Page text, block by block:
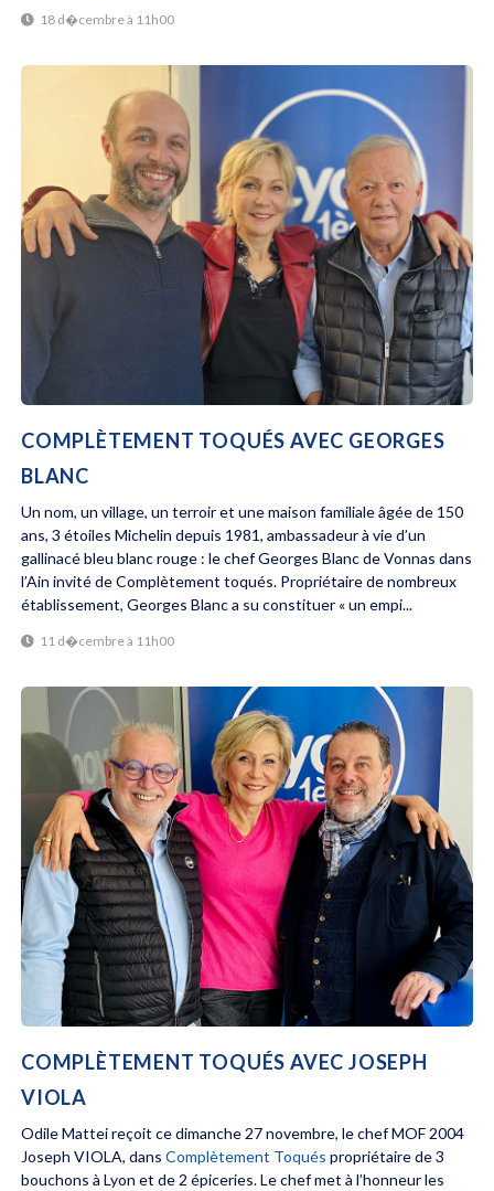
18 d�cembre à 11h00
COMPLÈTEMENT TOQUÉS AVEC GEORGES
BLANC
Un nom, un village, un terroir et une maison familiale âgée de 150
ans, 3 étoiles Michelin depuis 1981, ambassadeur à vie d’un
gallinacé bleu blanc rouge : le chef Georges Blanc de Vonnas dans
l’Ain invité de Complètement toqués. Propriétaire de nombreux
établissement, Georges Blanc a su constituer « un empi...
11 d�cembre à 11h00
COMPLÈTEMENT TOQUÉS AVEC JOSEPH
VIOLA
Odile Mattei reçoit ce dimanche 27 novembre, le chef MOF 2004
Joseph VIOLA, dans Complètement Toqués propriétaire de 3
bouchons à Lyon et de 2 épiceries. Le chef met à l’honneur les